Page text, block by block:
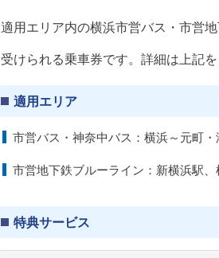
適用エリア内の横浜市営バス・市営
受けられる乗車券です。詳細は上記を
適用エリア
市営バス・神奈中バス：横浜～元町
市営地下鉄ブルーライン：新横浜駅
特典サービス